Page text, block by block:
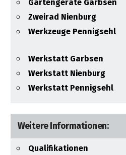
Gartengeräte Garbsen
Zweirad Nienburg
Werkzeuge Pennigsehl
Werkstatt Garbsen
Werkstatt Nienburg
Werkstatt Pennigsehl
Weitere Informationen:
Qualifikationen